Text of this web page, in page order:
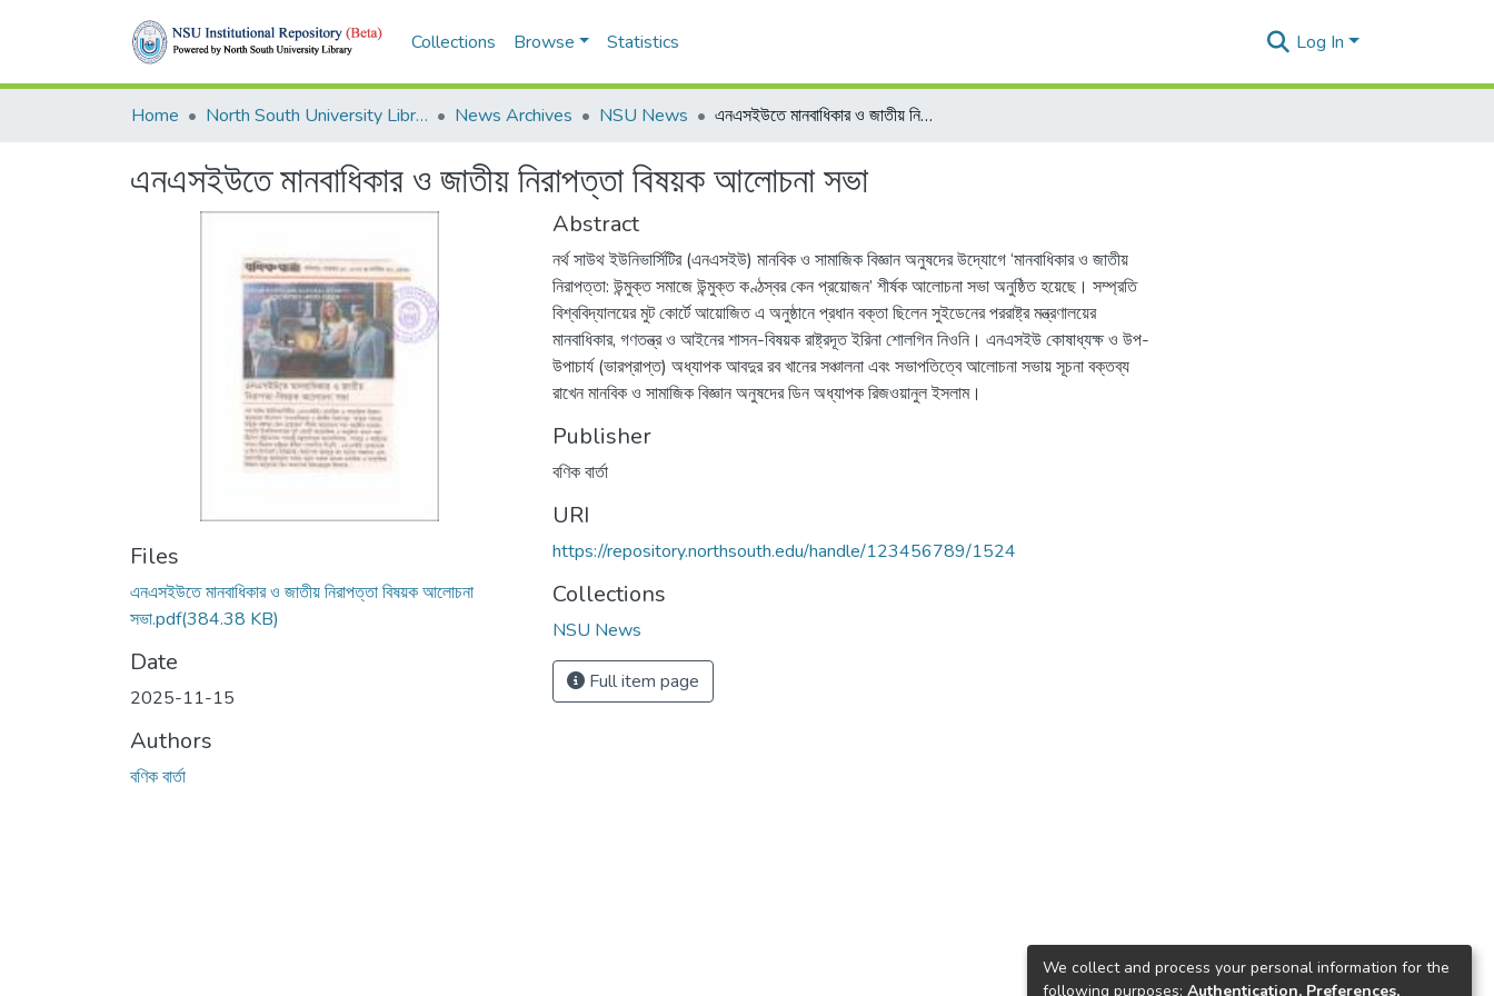
Collections Browse Statistics Log In
Home North South University Library News Archives NSU News এনএসইউতে মানবাধিকার ও জাতীয় নিরাপত্তা বিষয়ক আলোচনা সভা
এনএসইউতে মানবাধিকার ও জাতীয় নিরাপত্তা বিষয়ক আলোচনা সভা
Files
এনএসইউতে মানবাধিকার ও জাতীয় নিরাপত্তা বিষয়ক আলোচনা
সভা.pdf(384.38 KB)
Date
2025-11-15
Authors
বণিক বার্তা
Abstract
নর্থ সাউথ ইউনিভার্সিটির (এনএসইউ) মানবিক ও সামাজিক বিজ্ঞান অনুষদের উদ্যোগে ‘মানবাধিকার ও জাতীয়
নিরাপত্তা: উন্মুক্ত সমাজে উন্মুক্ত কণ্ঠস্বর কেন প্রয়োজন’ শীর্ষক আলোচনা সভা অনুষ্ঠিত হয়েছে। সম্প্রতি
বিশ্ববিদ্যালয়ের মুট কোর্টে আয়োজিত এ অনুষ্ঠানে প্রধান বক্তা ছিলেন সুইডেনের পররাষ্ট্র মন্ত্রণালয়ের
মানবাধিকার, গণতন্ত্র ও আইনের শাসন-বিষয়ক রাষ্ট্রদূত ইরিনা শোলগিন নিওনি। এনএসইউ কোষাধ্যক্ষ ও উপ-
উপাচার্য (ভারপ্রাপ্ত) অধ্যাপক আবদুর রব খানের সঞ্চালনা এবং সভাপতিত্বে আলোচনা সভায় সূচনা বক্তব্য
রাখেন মানবিক ও সামাজিক বিজ্ঞান অনুষদের ডিন অধ্যাপক রিজওয়ানুল ইসলাম।
Publisher
বণিক বার্তা
URI
https://repository.northsouth.edu/handle/123456789/1524
Collections
NSU News
Full item page
We collect and process your personal information for the
following purposes: Authentication, Preferences,